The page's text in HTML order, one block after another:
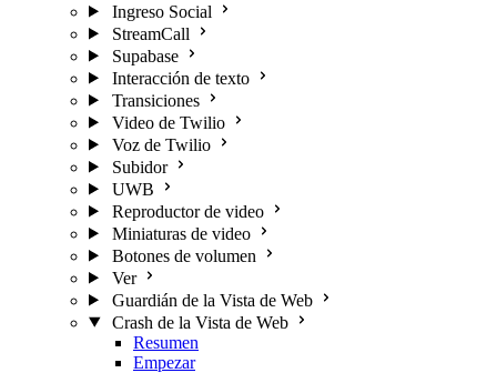
Ingreso Social
StreamCall
Supabase
Interacción de texto
Transiciones
Video de Twilio
Voz de Twilio
Subidor
UWB
Reproductor de video
Miniaturas de video
Botones de volumen
Ver
Guardián de la Vista de Web
Crash de la Vista de Web
Resumen
Empezar